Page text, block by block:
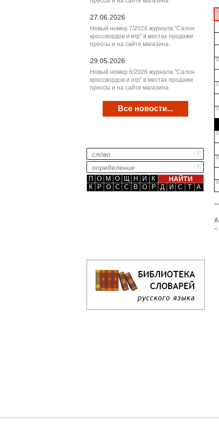
27.06.2026
Новый номер 7/2026 журнала "Салон
кроссвордов и игр" в местах продажи
прессы и на сайте магазина.
29.05.2026
Новый номер 6/2026 журнала "Салон
кроссвордов и игр" в местах продажи
прессы и на сайте магазина.
Все новости...
П О М О Щ Н И
К
К
Р О С С В О Р Д И С Т А
1
<